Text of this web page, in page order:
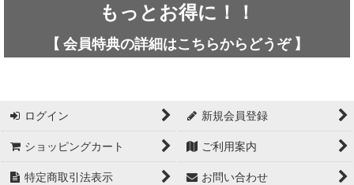
もっとお得に！！
【 会員特典の詳細はこちらから どうぞ】
ログイン 新規会員登録
ショッピングカート ご利用案内
特定商取引法表示 お問い合わせ